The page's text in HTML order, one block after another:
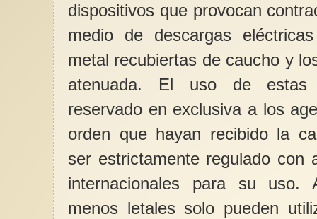
dispositivos que provocan
medio de descargas
metal recubiertas de caucho y
atenuada. El uso de estas
reservado en exclusiva a los
orden que hayan recibido la
ser estrictamente regulado con
internacionales para su uso.
menos letales solo pueden